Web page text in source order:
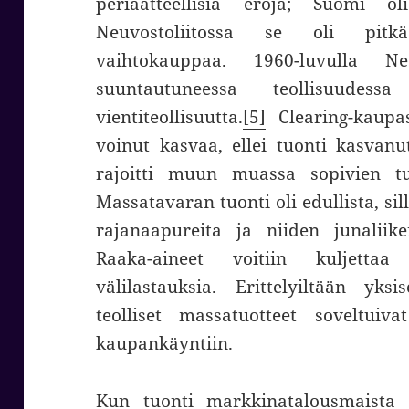
Neuvostoliitossa se oli
vaihtokauppaa. 1960-luvulla
suuntautuneessa
vientiteollisuutta.[5] Clearing-
voinut kasvaa, ellei tuonti
rajoitti muun muassa sopivien
Massatavaran tuonti oli edullista,
rajanaapureita ja niiden
Raaka-aineet voitiin
välilastauksia. Erittelyiltään
teolliset massatuotteet
kaupankäyntiin.
Kun tuonti